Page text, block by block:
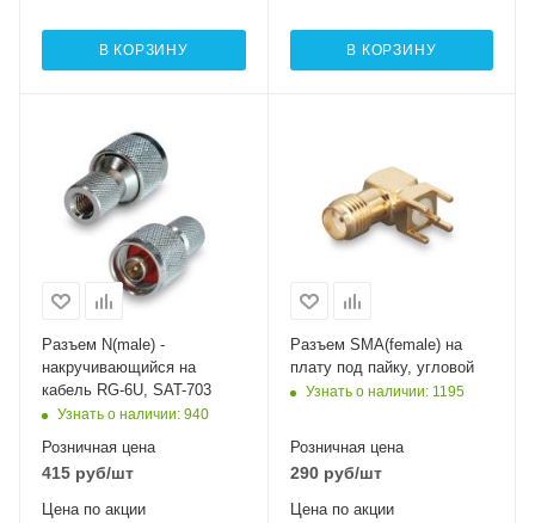
В КОРЗИНУ В КОРЗИНУ
Разъем N(male) -
накручивающийся на
кабель RG-6U, SAT-703
Узнать о наличии: 940
Розничная цена
415 руб/шт
Цена по акции
Разъем SМА(female) на
плату под пайку, угловой
Узнать о наличии: 1195
Розничная цена
290руб/шт
Цена по акции